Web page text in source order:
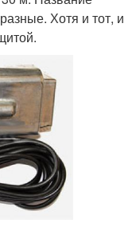
Хотя и тот, и